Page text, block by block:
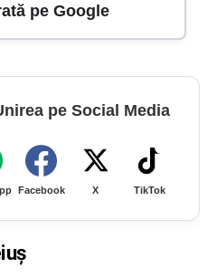
pe Google
pe Social Media
Facebook X TikTok